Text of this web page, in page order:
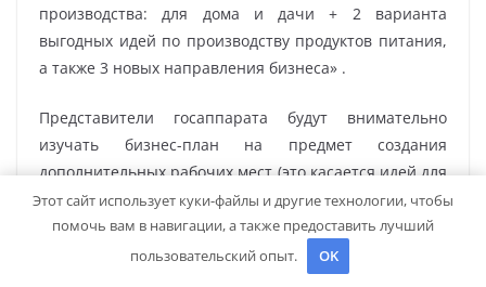
производства: для дома и дачи + 2 варианта
выгодных идей по производству продуктов питания,
а также 3 новых направления бизнеса» .
Представители госаппарата будут внимательно
изучать бизнес-план на предмет создания
дополнительных рабочих мест (это касается идей для
населенных пунктов, где люди страдают от нехватки
рабочих мест). Во внимание будет браться целевая
аудитория. Если предприниматель сможет доказать,
что целевая аудитория достаточно широкая – есть
Этот сайт использует куки-файлы и другие технологии, чтобы
помочь вам в навигации, а также предоставить лучший
пользовательский опыт.
OK